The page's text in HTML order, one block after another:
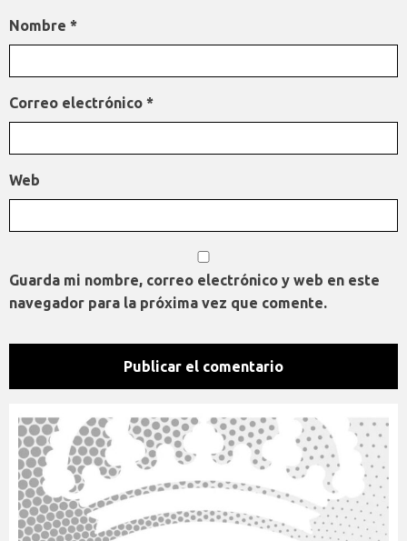
Nombre *
Correo electrónico *
Web
Guarda mi nombre, correo electrónico y web en este
navegador para la próxima vez que comente.